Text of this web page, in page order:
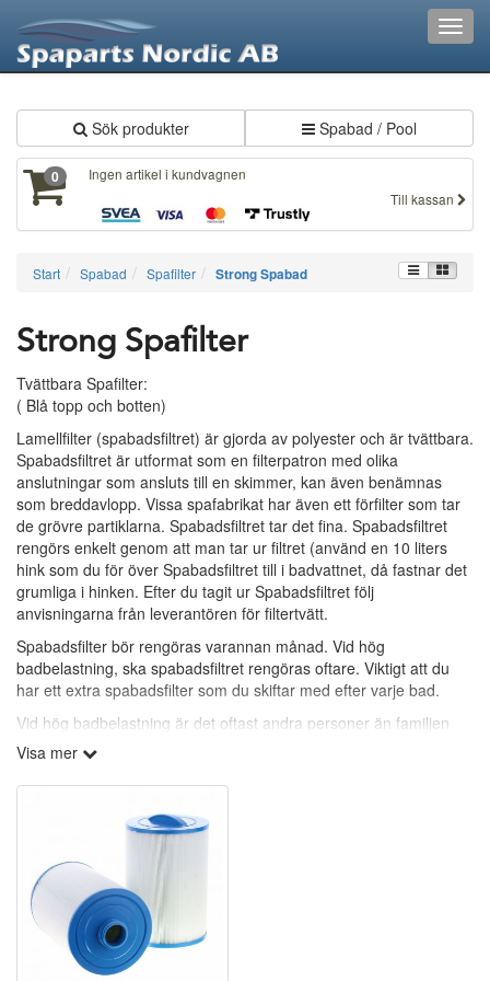
Sök produkter Spabad / Pool
0
Ingen artikel i kundvagnen
Till kassan
Start Spabad Spafilter Strong Spabad
Strong Spafilter
Tvättbara Spafilter:
( Blå topp och botten)
Lamellfilter (spabadsfiltret) är gjorda av polyester och är tvättbara.
Spabadsfiltret är utformat som en filterpatron med olika
anslutningar som ansluts till en skimmer, kan även benämnas
som breddavlopp. Vissa spafabrikat har även ett förfilter som tar
de grövre partiklarna. Spabadsfiltret tar det fina. Spabadsfiltret
rengörs enkelt genom att man tar ur filtret (använd en 10 liters
hink som du för över Spabadsfiltret till i badvattnet, då fastnar det
grumliga i hinken. Efter du tagit ur Spabadsfiltret följ
anvisningarna från leverantören för filtertvätt.
Spabadsfilter bör rengöras varannan månad. Vid hög
badbelastning, ska spabadsfiltret rengöras oftare. Viktigt att du
har ett extra spabadsfilter som du skiftar med efter varje bad.
Vid hög badbelastning är det oftast andra personer än familjen
som badar och de har en annan bakterieflora.
Viktigaste är att alla badande tvättar sig ordentligt före och efter
bad.
Rengöringsfria spabadsfilter:
(Vita med grå topp och botten.)
Polypropylen-filter är mycket effektiva på att samla in icke-
önskvärda partiklar ur vattnet. Polypropylen, ligger i lager inuti
filtret för att bort smutsen. Polypropylen i folkmun benämnas även
som rengöringsfria filter. Polypropylen-filter tar bort partiklar ner till
Visa mer